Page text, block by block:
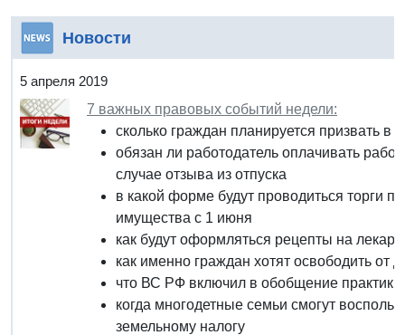
Новости
5 апреля 2019
7 важных правовых событий недели:
сколько граждан планируется призвать в
обязан ли работодатель оплачивать
случае отзыва из отпуска
в какой форме будут проводиться торги
имущества с 1 июня
как будут оформляться рецепты на
как именно граждан хотят освободить от
что ВС РФ включил в обобщение
когда многодетные семьи смогут
земельному налогу